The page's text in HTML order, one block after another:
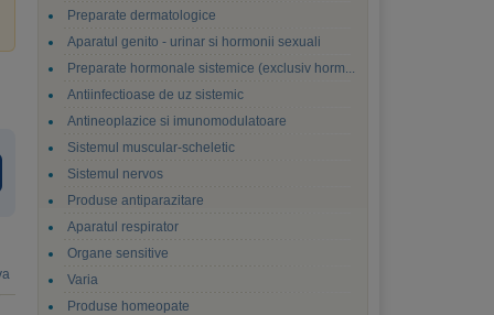
Preparate dermatologice
Aparatul genito - urinar si hormonii sexuali
Preparate hormonale sistemice (exclusiv horm...
Antiinfectioase de uz sistemic
Antineoplazice si imunomodulatoare
Sistemul muscular-scheletic
Sistemul nervos
Produse antiparazitare
Aparatul respirator
Organe sensitive
Varia
Produse homeopate